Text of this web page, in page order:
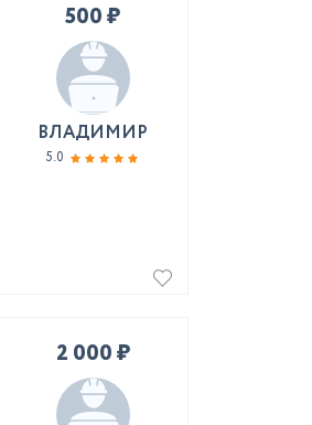
500 ₽
ВЛАДИМИР
5.0
2 000 ₽